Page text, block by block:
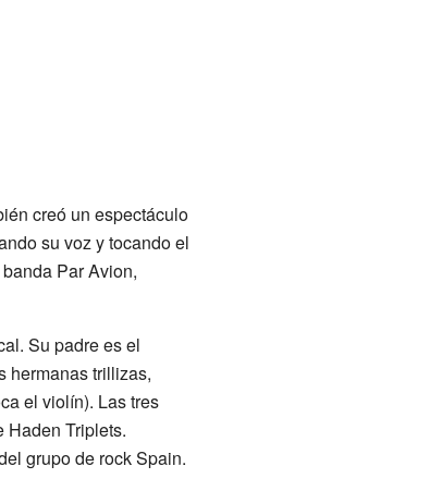
creó un espectáculo
su voz y tocando el
Par Avion,
Su padre es el
hermanas trillizas,
el violín). Las tres
Haden Triplets.
grupo de rock Spain.